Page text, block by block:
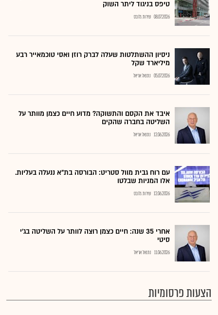
טיפס בניגוד ליתר השוק
08.07.2026 שירות גלובס
ניסיון ההשתלטות שעלה לברק רוזן ואסי טוכמאייר רבע
מיליארד שקל
05.07.2026 נתנאל אריאל
איבד את הקסם והתשוקה? מדוע חיים כצמן מוותר על
השליטה בחברה שהקים
12.06.2026 נתנאל אריאל
עם רוח גבית מוול סטריט: הבורסה בת"א ננעלה בעליות.
אלו המניות שבלטו
12.06.2026 שירות גלובס
אחרי 35 שנה: חיים כצמן רוצה לוותר על השליטה בג'י
סיטי
11.06.2026 נתנאל אריאל
הצעות פרסומיות